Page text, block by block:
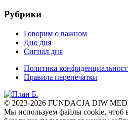
Рубрики
Говорим о важном
Дно дня
Сигнал дня
Политика
Правила перепечатки
© 2023-2026 FUNDACJA DIW
Мы используем файлы cookie, чтоб